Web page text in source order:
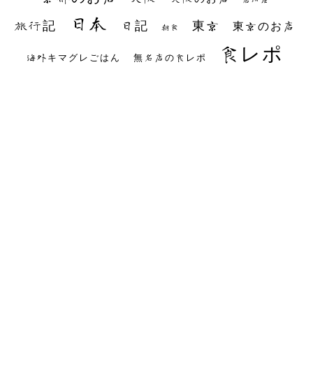
旅行記 日本 日記 朝食 東京 東京のお店
海外キマグレごはん 無名店の食レポ 食レポ